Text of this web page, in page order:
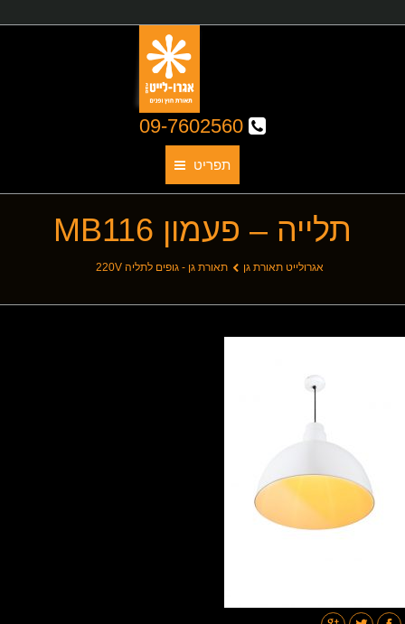
תפריט
תאורת גן
אודותינו
תאורת חוץ
גלריות
צור קשר
תלייה – פעמון MB116
אגרולייט תאורת גן תאורת גן - גופים לתליה 220V